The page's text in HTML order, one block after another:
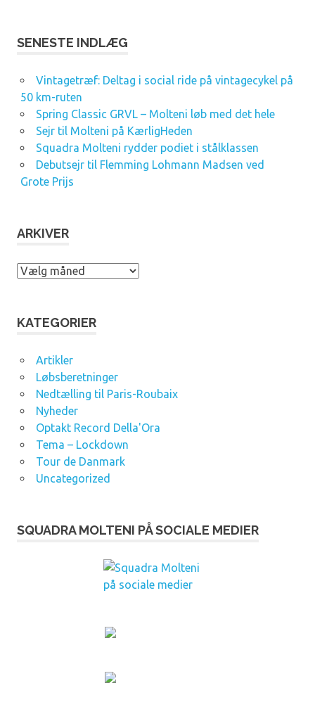
SENESTE INDLÆG
Vintagetræf: Deltag i social ride på vintagecykel på
50 km-ruten
Spring Classic GRVL – Molteni løb med det hele
Sejr til Molteni på KærligHeden
Squadra Molteni rydder podiet i stålklassen
Debutsejr til Flemming Lohmann Madsen ved
Grote Prijs
ARKIVER
A
i
e
KATEGORIER
Artikler
Løbsberetninger
Nedtælling til Paris-Roubaix
Nyheder
Optakt Record Della'Ora
Tema – Lockdown
Tour de Danmark
Uncategorized
SQUADRA MOLTENI PÅ SOCIALE MEDIER